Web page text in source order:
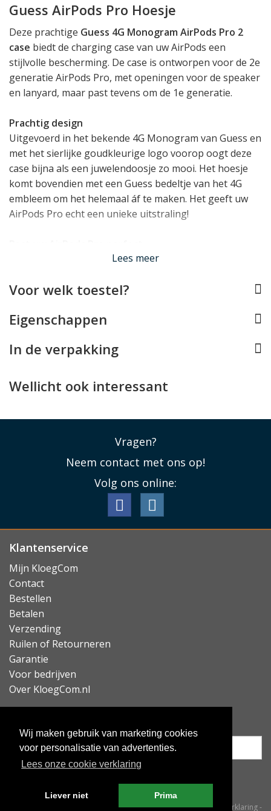
Wij maken gebruik van marketing cookies
voor personalisatie van advertenties.
Lees onze cookie verklaring
Liever niet Prima
Guess AirPods Pro Hoesje
Deze prachtige Guess 4G Monogram AirPods Pro 2
case biedt de charging case van uw AirPods een
stijlvolle bescherming. De case is ontworpen voor de 2e
generatie AirPods Pro, met openingen voor de speaker
en lanyard, maar past tevens om de 1e generatie.
Prachtig design
Uitgevoerd in het bekende 4G Monogram van Guess en
met het sierlijke goudkleurige logo voorop oogt deze
case bijna als een juwelendoosje zo mooi. Het hoesje
komt bovendien met een Guess bedeltje van het 4G
embleem om het helemaal áf te maken. Het geeft uw
AirPods Pro echt een unieke uitstraling!
U plaats uw Airpods Charging case eenvoudig in het
Airpods blijft ondersteunen. Zo is de case compatible
bereikbaar evenals de connect button, speaker en
Lees minder
Lees meer
Voor welk toestel?
Eigenschappen
In de verpakking
Wellicht ook interessant
Vragen?
Neem contact met ons op!
Volg ons online:
Klantenservice
Mijn KloegCom
Contact
Bestellen
Betalen
Verzending
Ruilen of Retourneren
Garantie
Voor bedrijven
Over KloegCom.nl
Algemene voorwaarden-Cookieverklaring-